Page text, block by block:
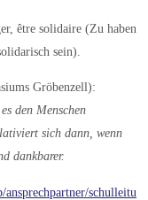
être solidaire (Zu haben
sein).
Gröbenzell):
den Menschen
sich dann, wenn
dankbarer.
schulleitu